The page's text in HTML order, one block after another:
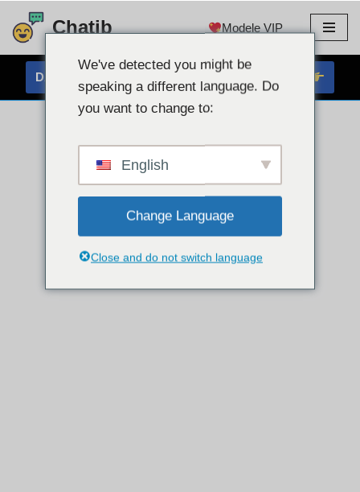
Przejdź
treści
Chatib Modele VIP
DARMOWY CZAT PRZEZ KAMĘ INTERNETOWĄ
We've detected you might be
speaking a different language. Do
you want to change to:
English
Change Language
Close and do not switch language